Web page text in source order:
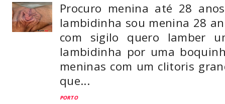
Procuro menina até 28
lambidinha sou menina 28
com sigilo quero lamber
lambidinha por uma
meninas com um clitoris
que...
PORTO